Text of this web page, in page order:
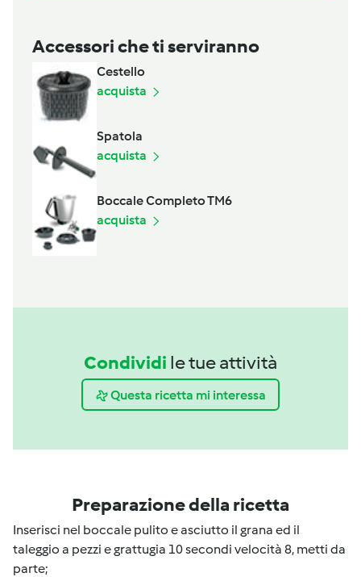
Accessori che ti serviranno
Cestello
acquista
Spatola
acquista
Boccale Completo TM6
acquista
Condividi le tue attività
Questa ricetta mi interessa
Preparazione della ricetta
Inserisci nel boccale pulito e asciutto il grana ed il
taleggio a pezzi e grattugia 10 secondi velocità 8, metti da
parte;